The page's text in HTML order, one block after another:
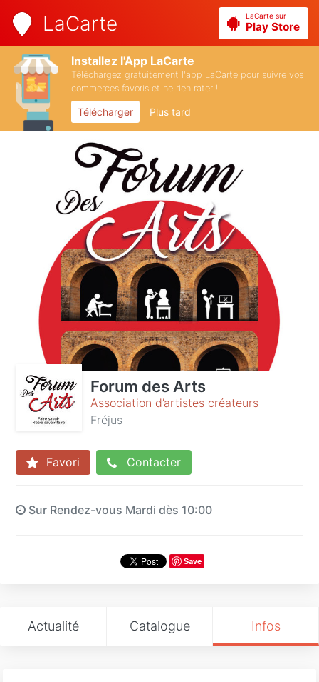
LaCarte LaCarte sur
Play Store
Installez l'App LaCarte
Téléchargez gratuitement l'app LaCarte pour suivre vos
commerces favoris et ne rien rater !
Télécharger Plus tard
Forum des Arts
Association d’artistes créateurs
Fréjus
Favori Contacter
Sur Rendez-vous Mardi dès 10:00
Save
Actualité Catalogue Infos